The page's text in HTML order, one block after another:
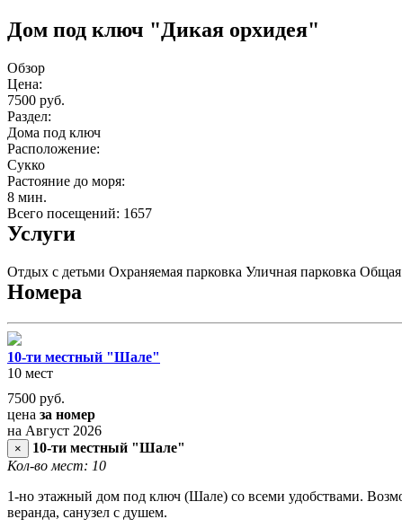
Дом под ключ "Дикая орхидея"
Обзор
Цена:
7500 руб.
Раздел:
Дома под ключ
Расположение:
Сукко
Растояние до моря:
8 мин.
Всего посещений: 1657
Услуги
Отдых с детьми Охраняемая парковка Уличная парковка Общая
Номера
10-ти местный "Шале"
10 мест
7500 руб.
цена за номер
на Август 2026
×
10-ти местный "Шале"
Кол-во мест: 10
1-но этажный дом под ключ (Шале) со всеми удобствами.
веранда, санузел с душем.